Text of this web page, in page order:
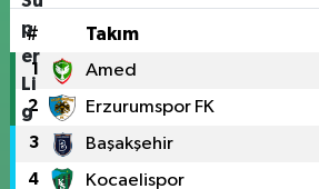
# Takım
1 Amed
2 Erzurumspor FK
3 Başakşehir
4 Kocaelispor